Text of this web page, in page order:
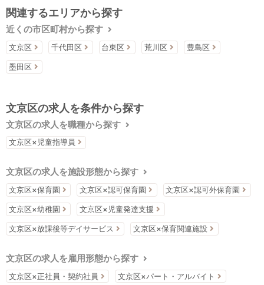
関連するエリアから探す
近くの市区町村から探す
文京区 千代田区 台東区 荒川区 豊島区
墨田区
文京区の求人を条件から探す
文京区の求人を職種から探す
文京区×児童指導員
文京区の求人を施設形態から探す
文京区×保育園 文京区×認可保育園 文京区×認可外保育園
文京区×幼稚園 文京区×児童発達支援
文京区×放課後等デイサービス 文京区×保育関連施設
文京区の求人を雇用形態から探す
文京区×正社員・契約社員 文京区×パート・アルバイト